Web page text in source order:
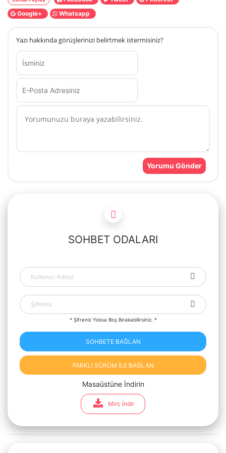
Google+
Whatsapp
Yazı hakkında görüşlerinizi belirtmek istermisiniz?
SOHBET ODALARI
* Şifreniz Yoksa Boş Bırakabilirsiniz. *
SOHBETE BAĞLAN
FARKLI SÜRÜM İLE BAĞLAN
Masaüstüne İndirin
Mirc İndir